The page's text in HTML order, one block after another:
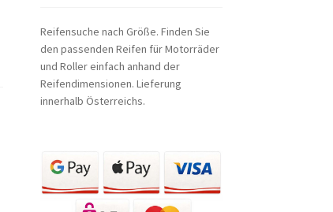
Reifensuche nach Größe. Finden Sie
den passenden Reifen für Motorräder
und Roller einfach anhand der
Reifendimensionen. Lieferung
innerhalb Österreichs.